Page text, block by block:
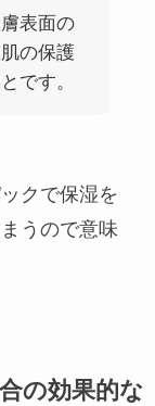
表面の
の保護
です。
クで保湿を
うので意味
の効果的な